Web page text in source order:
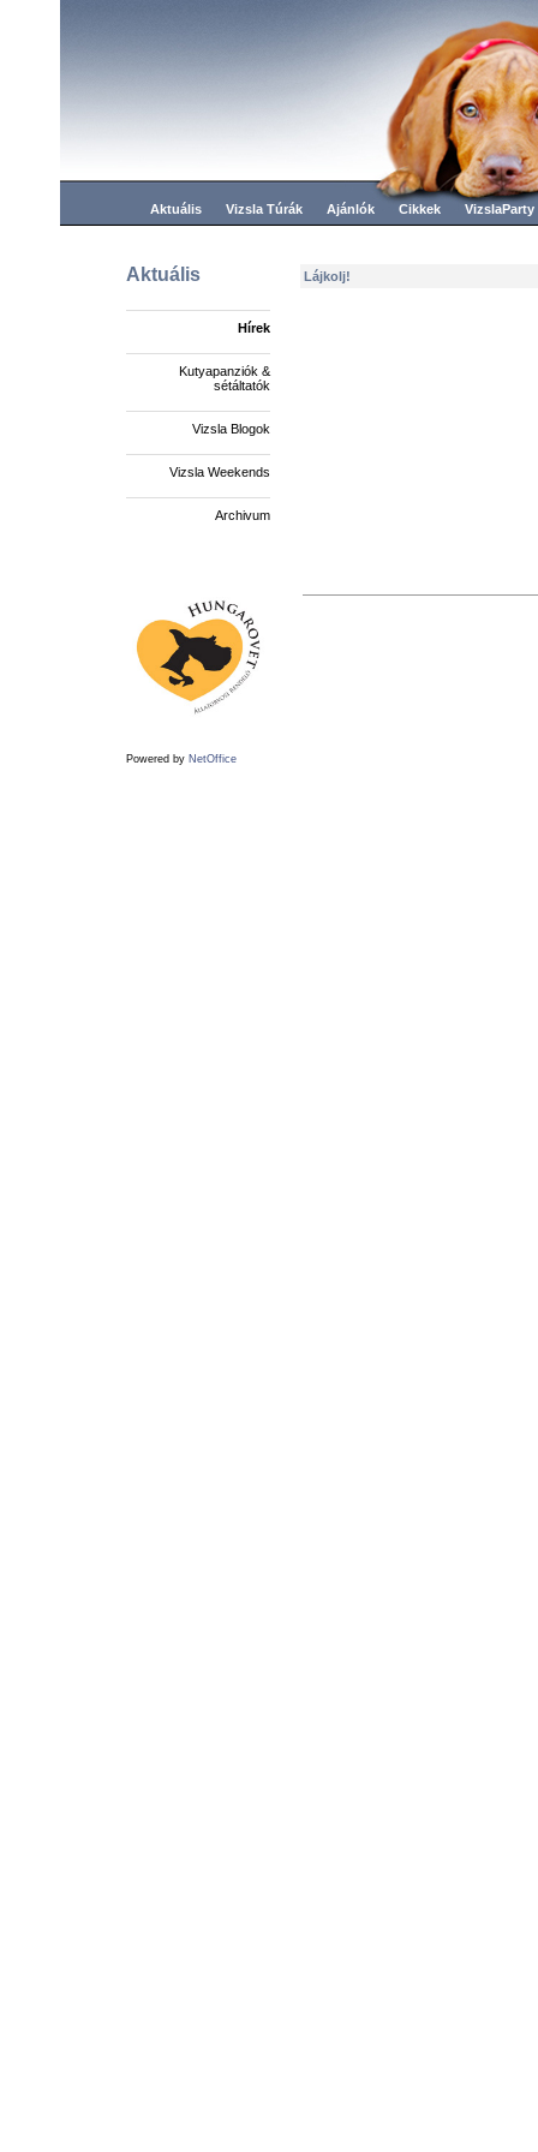
Aktuális Vizsla Túrák Ajánlók Cikkek VizslaParty
Aktuális
Hírek
Kutyapanziók &
sétáltatók
Vizsla Blogok
Vizsla Weekends
Archivum
Powered by NetOffice
Lájkolj!